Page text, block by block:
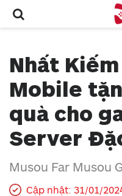
Nhất
Mobile
quà cho
Server
Musou Far Musou
Cập nhật: 31/01/